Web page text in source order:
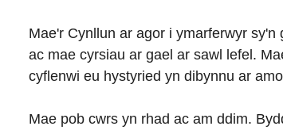
Mae'r Cynllun ar agor i ymarferwyr
ac mae cyrsiau ar gael ar sawl lefel.
cyflenwi eu hystyried yn dibynnu ar
Mae pob cwrs yn rhad ac am ddim.